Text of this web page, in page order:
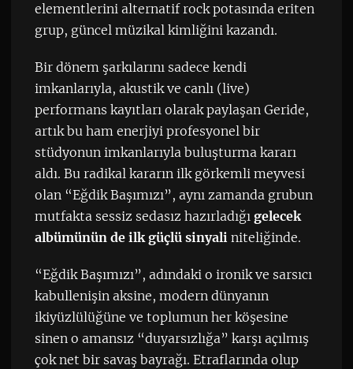
elementlerini alternatif rock potasında eriten
grup, güncel müzikal kimliğini kazandı.
Bir dönem şarkılarını sadece kendi
imkanlarıyla, akustik ve canlı (live)
performans kayıtları olarak paylaşan Geride,
artık bu ham enerjiyi profesyonel bir
stüdyonun imkanlarıyla buluşturma kararı
aldı. Bu radikal kararın ilk görkemli meyvesi
olan “Eğdik Başımızı”, aynı zamanda grubun
mutfakta sessiz sedasız hazırladığı gelecek
albümünün de ilk güçlü sinyaliniteliğinde.
“Eğdik Başımızı”, adındaki o ironik ve sarsıcı
kabullenişin aksine, modern dünyanın
ikiyüzlülüğüne ve toplumun her köşesine
sinen o amansız “duyarsızlığa” karşı açılmış
çok net bir savaş bayrağı. Etraflarında olup